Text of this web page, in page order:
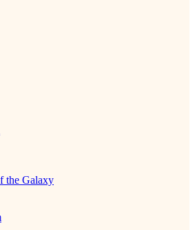
the Galaxy